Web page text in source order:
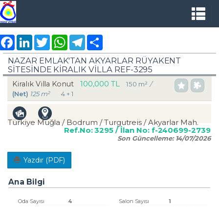
FacebookLinkedInTwitter WhatsAppTelegram
NAZAR EMLAK'TAN AKYARLAR RÜYAKENT
SİTESİNDE KİRALIK VİLLA REF-3295
Kiralık Villa Konut 100,000 TL 150 m² /
(Net) 125 m² 4 + 1
Türkiye Muğla / Bodrum / Turgutreis / Akyarlar Mah.
Ref.No:3295 / İlan No: f-240699-2739
Son Güncelleme: 14/07/2026
Yazdır (PDF)
Ana Bilgi
Oda Sayısı 4 Salon Sayısı
1